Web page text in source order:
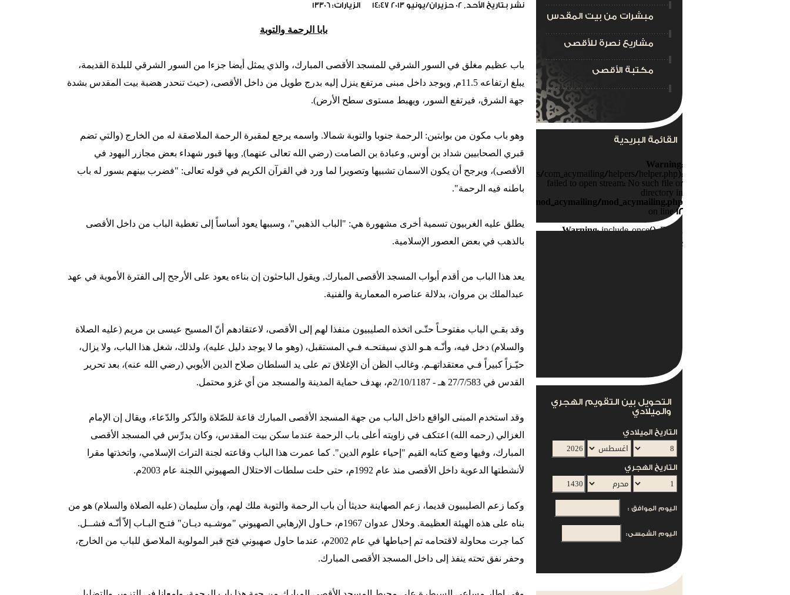
مبشرات من بيت المقدس
مشاريع نصرة للأقصى
مكتبة الأقصى
القائمة البريدية
Warning:
include_once(/home/foraqsa/public_html/administrator/components/com_acymailing/helpers/helper.php):
failed to open stream: No such file or
directory in
/home/foraqsa/public_html/modules/mod_acymailing/mod_acymailing.php
on line12
Warning: include_once(): Failed
opening
'/home/foraqsa/public_html/administrator/components/com_acymailing/helpers/helper.php'
/home/foraqsa/public_html/modules/mod_acymailing/mod_acymailing.php
التحويل بين التقويم الهجري
والميلادي
التاريخ الميلادي
التاريخ الهجري
اليوم الموافق :
اليوم الشمسى:
نشر بتاريخ الأحد, 02 حزيران/يونيو 2013 14:47 الزيارات: 13306
بابا الرحمة والتوبة
باب عظيم مغلق في السور الشرقي للمسجد الأقصى المبارك، والذي يمثل أيضا جزءا من السور الشرقي للبلدة القديمة،
يبلغ ارتفاعه 11.5م, ويوجد داخل مبنى مرتفع ينزل إليه بدرج طويل من داخل الأقصى، (حيث تنحدر هضبة بيت المقدس بشدة
جهة الشرق، فيرتفع السور، ويهبط مستوى سطح الأرض).
وهو باب مكون من بوابتين: الرحمة جنوبا والتوبة شمالا. واسمه يرجع لمقبرة الرحمة الملاصقة له من الخارج (والتي تضم
قبري الصحابيين شداد بن أوس, وعبادة بن الصامت (رضي الله تعالى عنهما), وبها قبور شهداء بعض مجازر اليهود في
الأقصى)، ويرجح أن يكون الاسمان تشبيها وتصويرا لما ورد في القرآن الكريم في قوله تعالى: "فضرب بينهم بسور له باب
باطنه فيه الرحمة".
يطلق عليه الغربيون تسمية أخرى مشهورة هي: "الباب الذهبي"، وسببها يعود أساساً إلى تغطية الباب من داخل الأقصى
بالذهب في بعض العصور الإسلامية.
يعد هذا الباب من أقدم أبواب المسجد الأقصى المبارك, ويقول الباحثون إن بناءه يعود على الأرجح إلى الفترة الأموية في عهد
عبدالملك بن مروان، بدلالة عناصره المعمارية والفنية.
وقد بقـي الباب مفتوحـاً حتّـى اتخذه الصليبيون منفذا لهم إلى الأقصى، لاعتقادهم أنّ المسيح عيسى بن مريم (عليه الصلاة
والسلام) دخل فيه، وأنّـه هـو الذي سيفتحـه فـي المستقبل، (وهو ما لا يوجد دليل عليه)، ولذلك، شغل هذا الباب، ولا يزال،
حيّـزاً كبيراً فـي معتقداتهـم. وغالب الظن أن الإغلاق تم على يد السلطان صلاح الدين الأيوبي (رضي الله عنه)، بعد تحرير
القدس في 27/7/583 هـ - 2/10/1187م، بهدف حماية المدينة والمسجد من أي غزو محتمل.
وقد استخدم المبنى الواقع داخل الباب من جهة المسجد الأقصى المبارك قاعة للصّلاة والذّكر والدّعاء، ويقال إن الإمام
الغزالي (رحمه الله) اعتكف في زاويته أعلى باب الرحمة عندما سكن بيت المقدس، وكان يدرِّس في المسجد الأقصى
المبارك، وفيها وضع كتابه القيم "إحياء علوم الدين". كما عمرت هذا الباب وقاعته لجنة التراث الإسلامي، واتخذتها مقرا
لأنشطتها الدعوية داخل الأقصى منذ عام 1992م، حتى حلت سلطات الاحتلال الصهيوني اللجنة عام 2003م.
وكما زعم الصليبيون قديما، زعم الصهاينة حديثا أن باب الرحمة والتوبة ملك لهم، وأن سليمان (عليه الصلاة والسلام) هو من
بناه على هذه الهيئة العظيمة. وخلال عدوان 1967م، حـاول الإرهابي الصهيوني "موشـيه ديـان" فتـح البـاب إلاّ أنّـه فشــل.
كما جرت محاولة لاقتحامه تم إحباطها في عام 2002م، عندما حاول صهيوني فتح قبر المولوية الملاصق للباب من الخارج،
وحفر نفق تحته ينفذ إلى داخل المسجد الأقصى المبارك.